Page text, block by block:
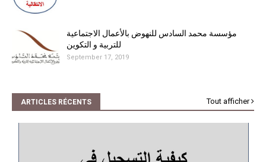
مؤسسة محمد السادس للنهوض بالأعمال الاجتماعية
للتربية و التكوين
September 17, 2019
ARTICLES RÉCENTS Tout afficher